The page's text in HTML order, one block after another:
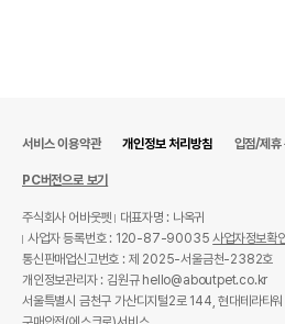
서비스 이용약관 개인정보 처리방침 입점/제휴
PC버전으로 보기
주식회사 어바웃펫
대표자명 : 나옥귀
사업자 등록번호 : 120-87-90035사업자정보확
통신판매업신고번호 : 제 2025-서울금천-2382호
개인정보관리자 : 김원규 hello@aboutpet.co.kr
서울특별시 금천구 가산디지털2로 144, 현대테라